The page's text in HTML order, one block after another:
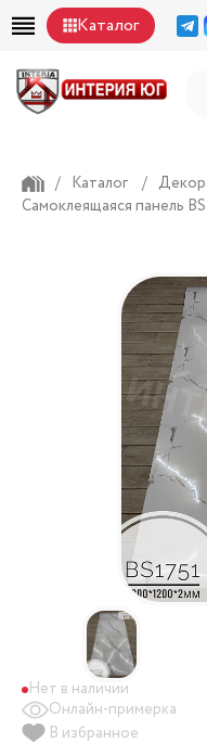
Каталог
/ Каталог /
Самоклеящаяся панель
Нет в наличии
Онлайн-примерка
В избранное